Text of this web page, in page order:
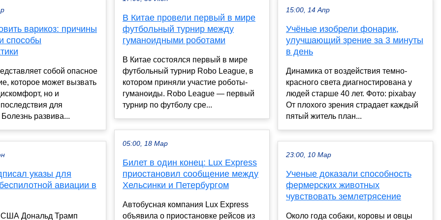
варикоз: причины
способы
собой опасное
которое может вызвать
но и
для
развива...
указы для
авиации в
США Дональд Трамп
В Китае провели первый в мире
футбольный турнир между
гуманоидными роботами
В Китае состоялся первый в мире
футбольный турнир Robo League, в
котором приняли участие роботы-
гуманоиды. Robo League — первый
турнир по футболу сре...
05:00, 18 Мар
Билет в один конец: Lux Express
приостановил сообщение между
Хельсинки и Петербургом
Автобусная компания Lux Express
объявила о приостановке рейсов из
15:00, 14 Апр
Учёные изобрели фонарик,
улучшающий зрение за 3 минуты
в день
Динамика от воздействия темно-
красного света диагностирована у
людей старше 40 лет. Фото: pixabay
От плохого зрения страдает каждый
пятый житель план...
23:00, 10 Мар
Ученые доказали способность
фермерских животных
чувствовать землетрясение
Около года собаки, коровы и овцы